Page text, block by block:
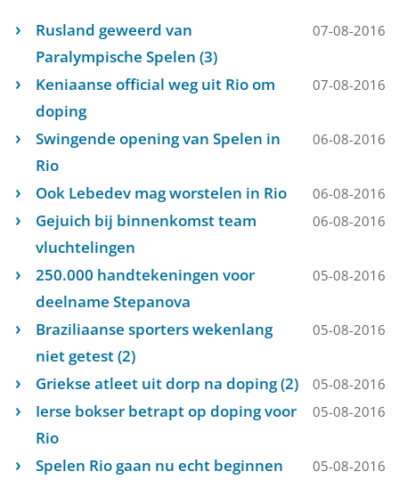
Rusland geweerd van
Paralympische Spelen (3)
07-08-2016
Keniaanse official weg uit Rio om
doping
07-08-2016
Swingende opening van Spelen in
Rio
06-08-2016
Ook Lebedev mag worstelen in Rio 06-08-2016
Gejuich bij binnenkomst team
vluchtelingen
06-08-2016
250.000 handtekeningen voor
deelname Stepanova
05-08-2016
Braziliaanse sporters wekenlang
niet getest (2)
05-08-2016
Griekse atleet uit dorp na doping (2) 05-08-2016
Ierse bokser betrapt op doping voor
Rio
05-08-2016
Spelen Rio gaan nu echt beginnen 05-08-2016